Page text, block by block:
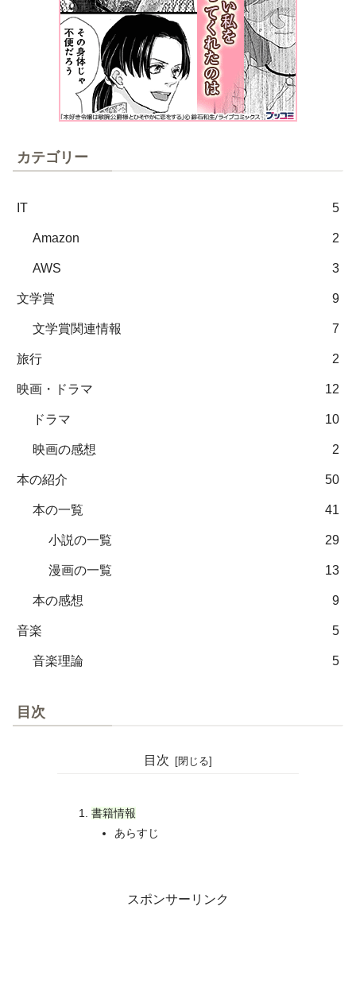
カテゴリー
IT 5
Amazon 2
AWS 3
文学賞 9
文学賞関連情報 7
旅行 2
映画・ドラマ 12
ドラマ 10
映画の感想 2
本の紹介 50
本の一覧 41
小説の一覧 29
漫画の一覧 13
本の感想 9
音楽 5
音楽理論 5
目次
目次
書籍情報
あらすじ
スポンサーリンク